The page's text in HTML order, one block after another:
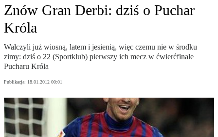
Znów Gran Derbi: dziś o Puchar
Króla
Walczyli już wiosną, latem i jesienią, więc czemu nie w środku
zimy: dziś o 22 (Sportklub) pierwszy ich mecz w ćwierćfinale
Pucharu Króla
Publikacja: 18.01.2012 00:01